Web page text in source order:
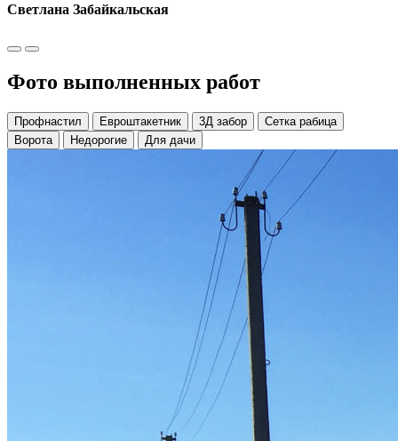
Светлана Забайкальская
Фото выполненных работ
Профнастил Евроштакетник 3Д забор
Сетка рабица
Ворота
Недорогие Для дачи